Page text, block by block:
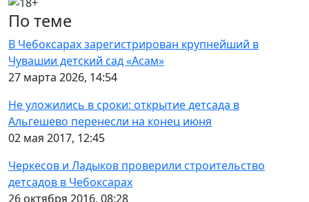
По теме
В Чебоксарах зарегистрирован крупнейший в
Чувашии детский сад «Асам»
27 марта 2026, 14:54
Не уложились в сроки: открытие детсада в
Альгешево перенесли на конец июня
02 мая 2017, 12:45
Черкесов и Ладыков проверили строительство
детсадов в Чебоксарах
26 октября 2016, 08:28